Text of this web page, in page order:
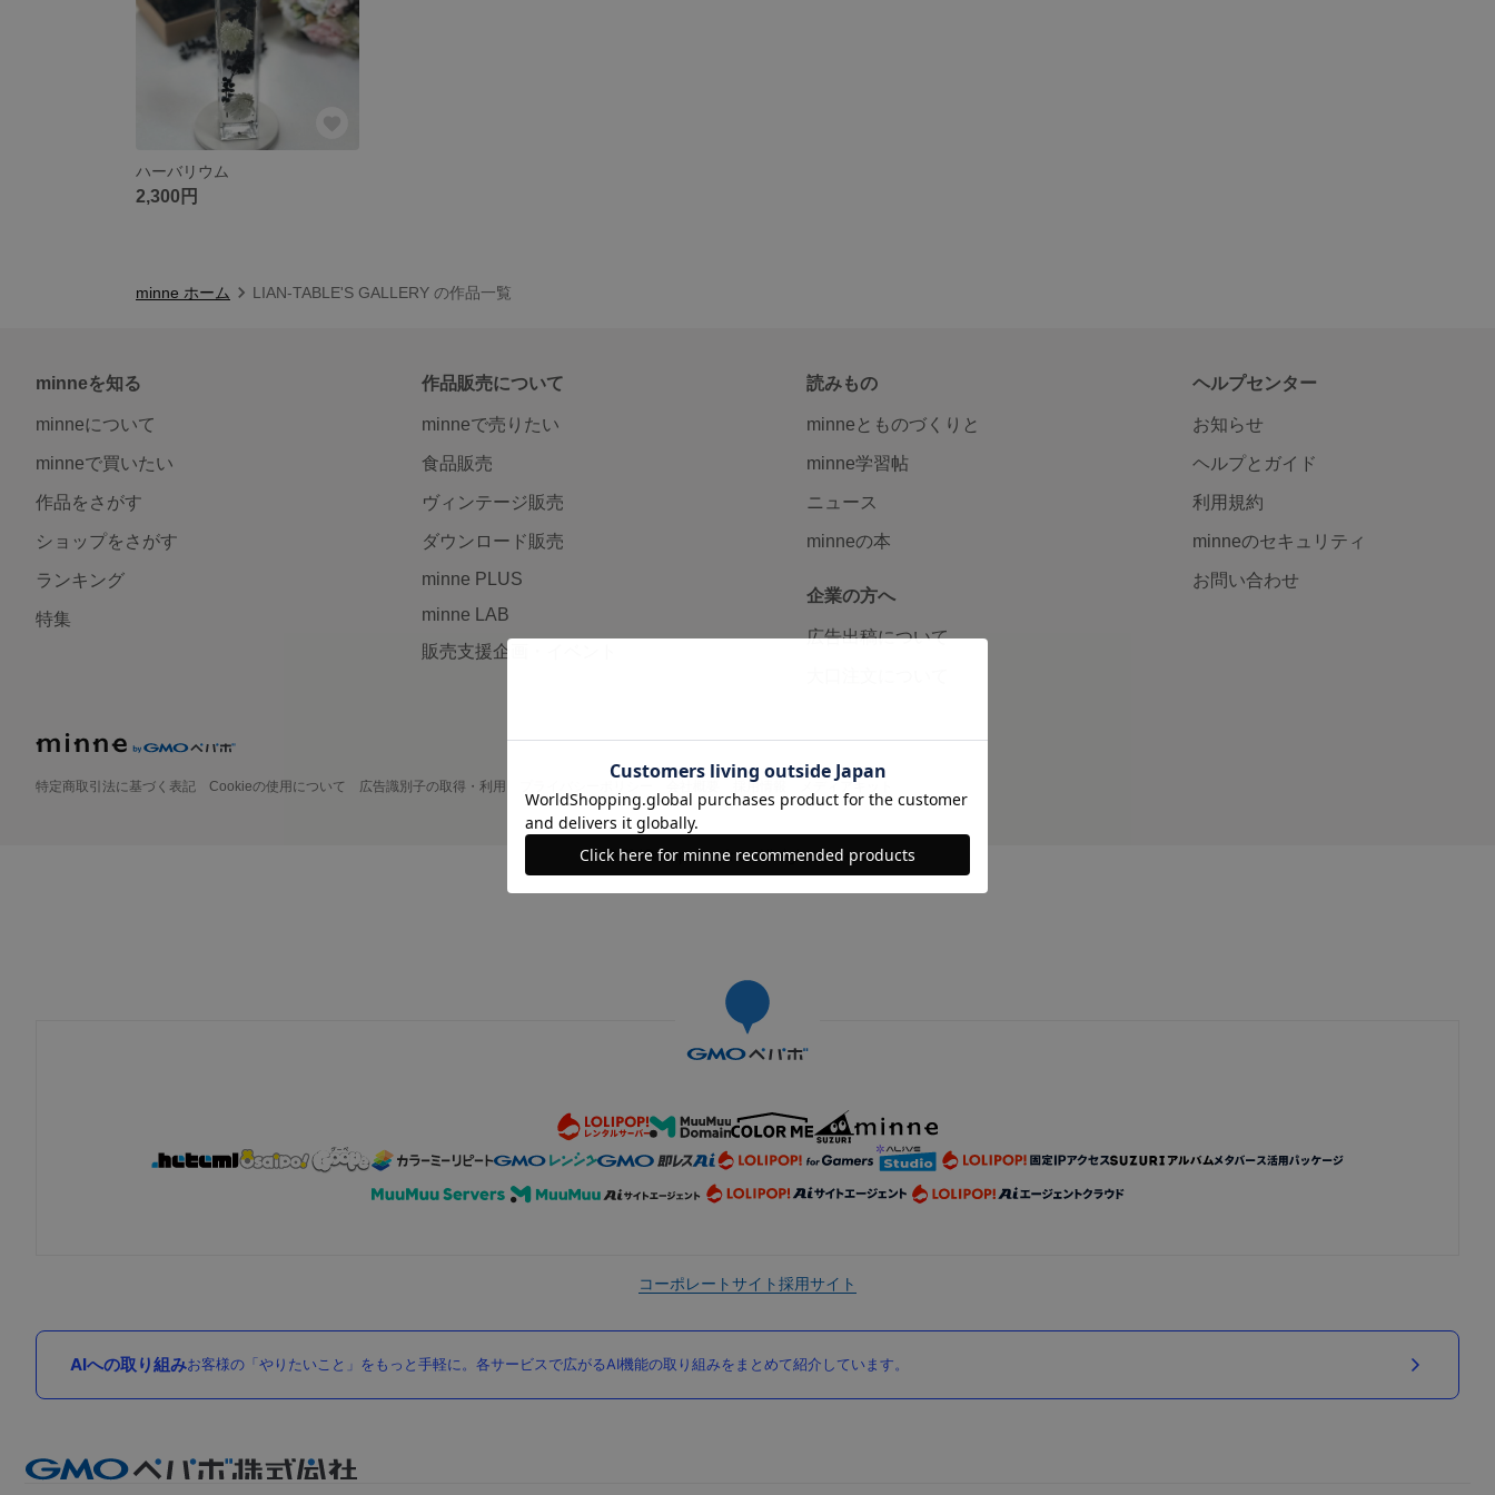
ハーバリウム
2,300円
minne ホーム LIAN-TABLE'S GALLERY の作品一覧
minneを知る
minneについて
minneで買いたい
作品をさがす
ショップをさがす
ランキング
特集
作品販売について
minneで売りたい
食品販売
ヴィンテージ販売
ダウンロード販売
minne PLUS
minne LAB
販売支援企画・イベント
読みもの
minneとものづくりと
minne学習帖
ニュース
minneの本
企業の方へ
広告出稿について
ヘルプセンター
お知らせ
ヘルプとガイド
利用規約
minneのセキュリティ
お問い合わせ
特定商取引法に基づく表記 Cookieの使用について 広告識別子の取得・利用 採用情報 メディアキット
©GMO Pepabo, Inc. All rights reserved.
コーポレートサイト採用サイト
AIへの取り組みお客様の「やりたいこと」をもっと手軽に。各サービスで広がるAI機能の取り組みをまとめて紹介しています。